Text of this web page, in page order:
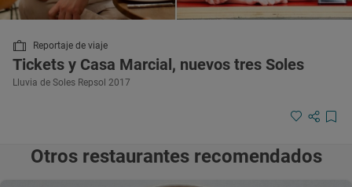
Reportaje de viaje
Tickets y Casa Marcial, nuevos tres Soles
Lluvia de Soles Repsol 2017
Otros restaurantes recomendados